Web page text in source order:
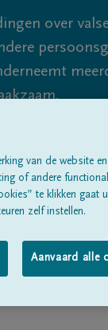
over
Over ons
van de website
of andere
te klikken gaat
zelf instellen.
Aanvaard alle